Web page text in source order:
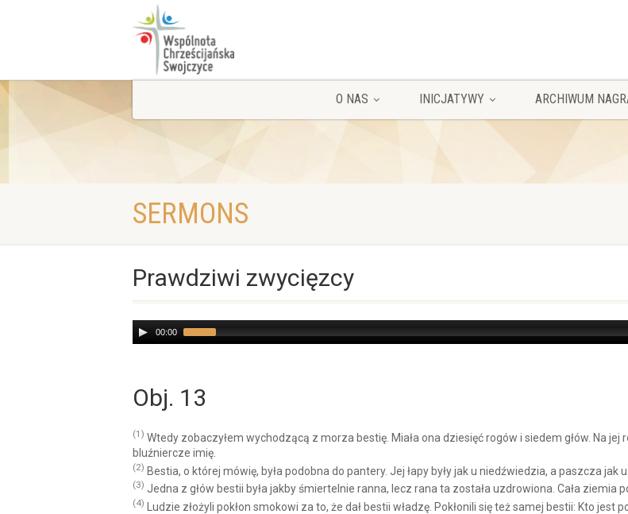
O NAS INICJATYWY ARCHIWUM
SERMONS
Prawdziwi zwycięzcy
Audio
Player
00:00
Obj. 13
(1) Wtedy zobaczyłem wychodzącą z morza bestię. Miała ona dziesięć rogów i siedem głów. Na
bluźniercze imię.
(2) Bestia, o której mówię, była podobna do pantery. Jej łapy były jak u niedźwiedzia, a paszcza jak
(3) Jedna z głów bestii była jakby śmiertelnie ranna, lecz rana ta została uzdrowiona. Cała ziemia
(4)
Ludzie złożyli pokłon smokowi za to, że dał bestii władzę. Pokłonili się też samej bestii: Kto